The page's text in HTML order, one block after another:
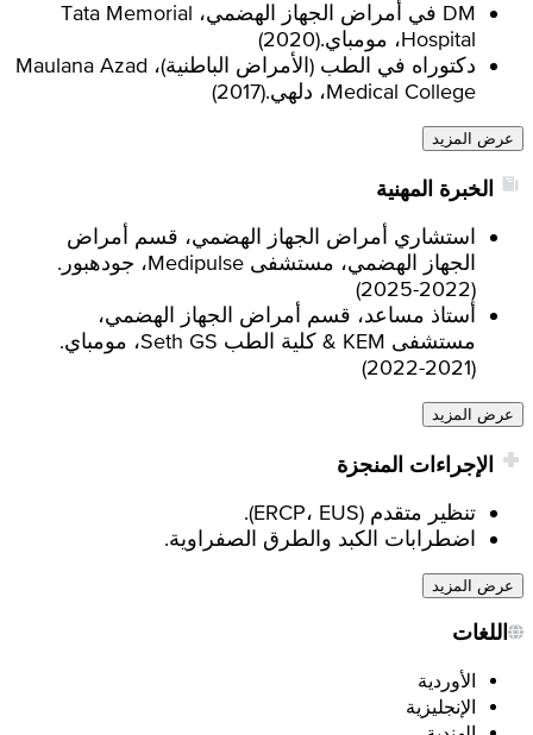
DM في أمراض الجهاز الهضمي، Tata Memorial
Hospital، مومباي.
(
2020
)
دكتوراه في الطب (الأمراض الباطنية)، Maulana Azad
Medical College، دلهي.
(
2017
)
عرض المزيد
الخبرة المهنية
استشاري أمراض الجهاز الهضمي، قسم أمراض
الجهاز الهضمي، مستشفى Medipulse، جودهبور.
(
2022-2025
)
أستاذ مساعد، قسم أمراض الجهاز الهضمي،
مستشفى KEM & كلية الطب Seth GS، مومباي.
(
2021-2022
)
عرض المزيد
الإجراءات المنجزة
تنظير متقدم (ERCP، EUS).
اضطرابات الكبد والطرق الصفراوية.
عرض المزيد
اللغات
الأوردية
الإنجليزية